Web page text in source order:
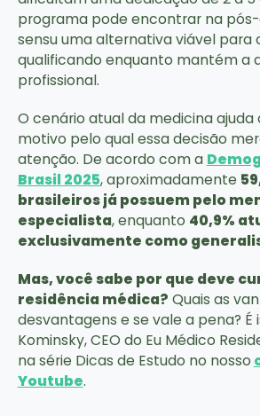
programa pode encontrar na
sensu uma alternativa viável para
qualificando enquanto mantém a
profissional.
O cenário atual da medicina ajuda
motivo pelo qual essa decisão
atenção. De acordo com a
Brasil 2025, aproximadamente
brasileiros já possuem pelo
especialista, enquanto 40,9%
exclusivamente como
Mas, você sabe por que deve
residência médica? Quais as
desvantagens e se vale a pena? É
Kominsky, CEO do Eu Médico
na série Dicas de Estudo no nosso
Youtube.